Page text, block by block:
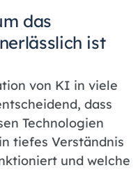
das
ist
von KI in viele
dass
Technologien
tiefes Verständnis
und welche